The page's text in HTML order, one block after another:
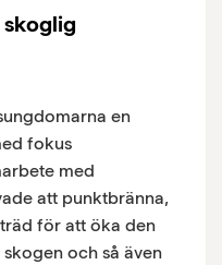
skoglig
en
fokus
med
att punktbränna,
för att öka den
och så även